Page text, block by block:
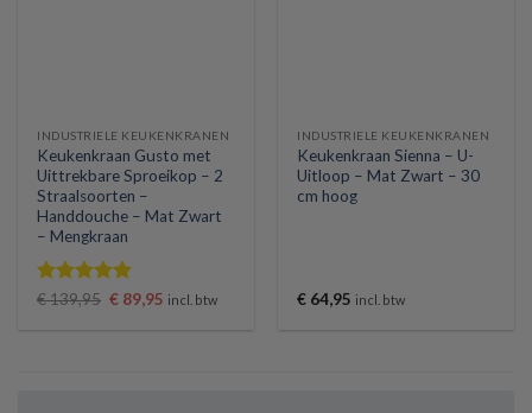
INDUSTRIELE KEUKENKRANEN
Keukenkraan Gusto met
Uittrekbare Sproeikop – 2
Straalsoorten –
Handdouche – Mat Zwart
– Mengkraan
Gewaardeerd
€139,95 Oorspronkelijke
€ 89,95 Huidige
incl. btw
INDUSTRIELE KEUKENKRANEN
Keukenkraan Sienna – U-
Uitloop – Mat Zwart – 30
cm hoog
€ 64,95 incl. btw